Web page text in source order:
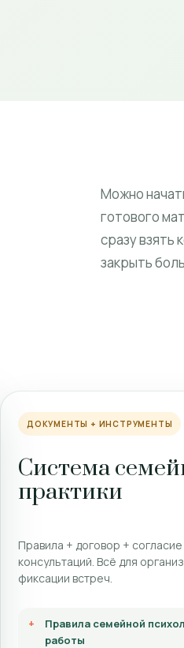
Можно
готового
сразу взять
закрыть
ДОКУМЕНТЫ + ИНСТРУМЕНТЫ
Система
практики
Правила + договор +
консультаций. Всё для
фиксации встреч.
Правила семейной
работы